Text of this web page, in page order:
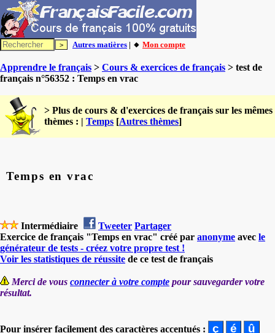
Autres matières | 🔸 Mon compte
Apprendre le français > Cours & exercices de français > test de
français n°56352 : Temps en vrac
> Plus de cours & d'exercices de français sur les mêmes
thèmes : | Temps [Autres thèmes]
Temps en vrac
Intermédiaire Tweeter Partager
Exercice de français "Temps en vrac" créé par anonyme avec le
générateur de tests - créez votre propre test !
Voir les statistiques de réussite de ce test de français
Merci de vous connecter à votre compte pour sauvegarder votre
résultat.
Pour insérer facilement des caractères accentués :